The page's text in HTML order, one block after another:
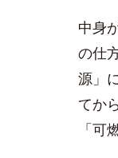
中身
の仕
源」
てか
「可